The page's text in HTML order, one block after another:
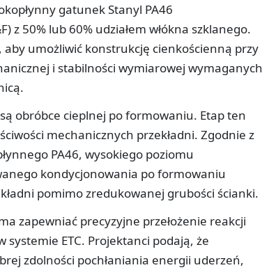
gatunek Stanyl PA46
z 50% lub 60% udziałem włókna szklanego.
umożliwić konstrukcję cienkościenną przy
i stabilności wymiarowej wymaganych
obróbce cieplnej po formowaniu. Etap ten
mechanicznych przekładni. Zgodnie z
PA46, wysokiego poziomu
kondycjonowania po formowaniu
pomimo zredukowanej grubości ścianki.
zapewniać precyzyjne przełożenie reakcji
systemie ETC. Projektanci podają, że
zdolności pochłaniania energii uderzeń,